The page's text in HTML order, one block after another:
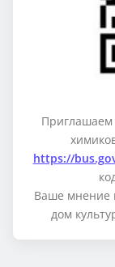
Приглашаем
https://
Ваше мнение
дом